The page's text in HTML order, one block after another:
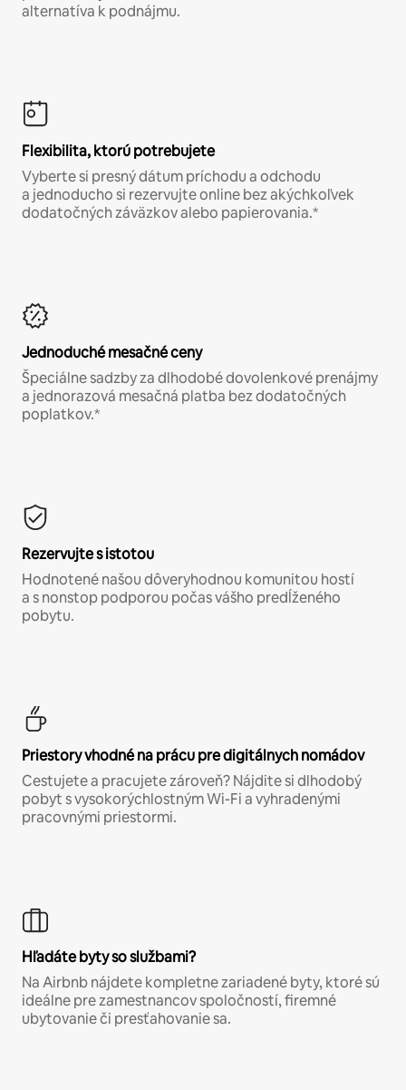
alternatíva k podnájmu.
Flexibilita, ktorú potrebujete
Vyberte si presný dátum príchodu a odchodu
a jednoducho si rezervujte online bez akýchkoľvek
dodatočných záväzkov alebo papierovania.*
Jednoduché mesačné ceny
Špeciálne sadzby za dlhodobé dovolenkové prenájmy
a jednorazová mesačná platba bez dodatočných
poplatkov.*
Rezervujte s istotou
Hodnotené našou dôveryhodnou komunitou hostí
a s nonstop podporou počas vášho predĺženého
pobytu.
Priestory vhodné na prácu pre digitálnych nomádov
Cestujete a pracujete zároveň? Nájdite si dlhodobý
pobyt s vysokorýchlostným Wi-Fi a vyhradenými
pracovnými priestormi.
Hľadáte byty so službami?
Na Airbnb nájdete kompletne zariadené byty, ktoré sú
ideálne pre zamestnancov spoločností, firemné
ubytovanie či presťahovanie sa.